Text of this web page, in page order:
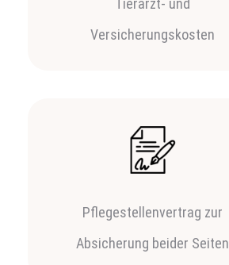
Tierarzt- und
Versicherungskosten
Pflegestellenvertrag zur
Absicherung beider Seiten